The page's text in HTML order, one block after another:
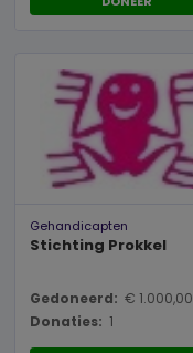
Gehandicapten
Stichting Prokkel
Gedoneerd: € 1.000,00
Donaties: 1